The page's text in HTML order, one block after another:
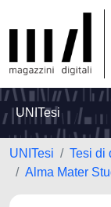
UNITesi
UNITesi
Tesi di
Alma Mater